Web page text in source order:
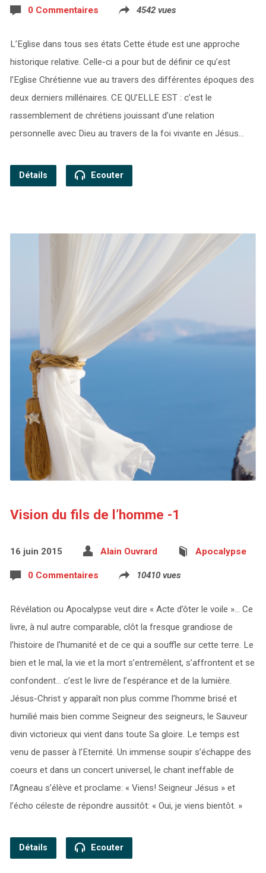
0 Commentaires 4542 vues
L’Eglise dans tous ses états Cette étude est une approche
historique relative. Celle-ci a pour but de définir ce qu’est
l’Eglise Chrétienne vue au travers des différentes époques des
deux derniers millénaires. CE QU’ELLE EST : c’est le
rassemblement de chrétiens jouissant d’une relation
personnelle avec Dieu au travers de la foi vivante en Jésus…
Détails Ecouter
Vision du fils de l’homme -1
16 juin 2015 Alain Ouvrard Apocalypse
0 Commentaires 10410 vues
Révélation ou Apocalypse veut dire « Acte d’ôter le voile »… Ce
livre, à nul autre comparable, clôt la fresque grandiose de
l’histoire de l’humanité et de ce qui a souffle sur cette terre. Le
bien et le mal, la vie et la mort s’entremêlent, s’affrontent et se
confondent… c’est le livre de l’espérance et de la lumière.
Jésus-Christ y apparaît non plus comme l’homme brisé et
humilié mais bien comme Seigneur des seigneurs, le Sauveur
divin victorieux qui vient dans toute Sa gloire. Le temps est
venu de passer à l’Eternité. Un immense soupir s’échappe des
coeurs et dans un concert universel, le chant ineffable de
l’Agneau s’élève et proclame: « Viens! Seigneur Jésus » et
l’écho céleste de répondre aussitôt: « Oui, je viens bientôt. »
Détails Ecouter